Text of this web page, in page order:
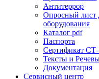
Антитеррор
Опросный лист
оборудования
Каталог pdf
Паспорта
Сертификат СТ-
Тексты и
Документация
Сервисный центр